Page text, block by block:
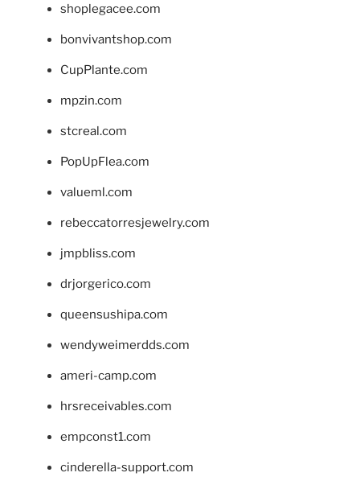
shoplegacee.com
bonvivantshop.com
CupPlante.com
mpzin.com
stcreal.com
PopUpFlea.com
valueml.com
rebeccatorresjewelry.com
jmpbliss.com
drjorgerico.com
queensushipa.com
wendyweimerdds.com
ameri-camp.com
hrsreceivables.com
empconst1.com
cinderella-support.com